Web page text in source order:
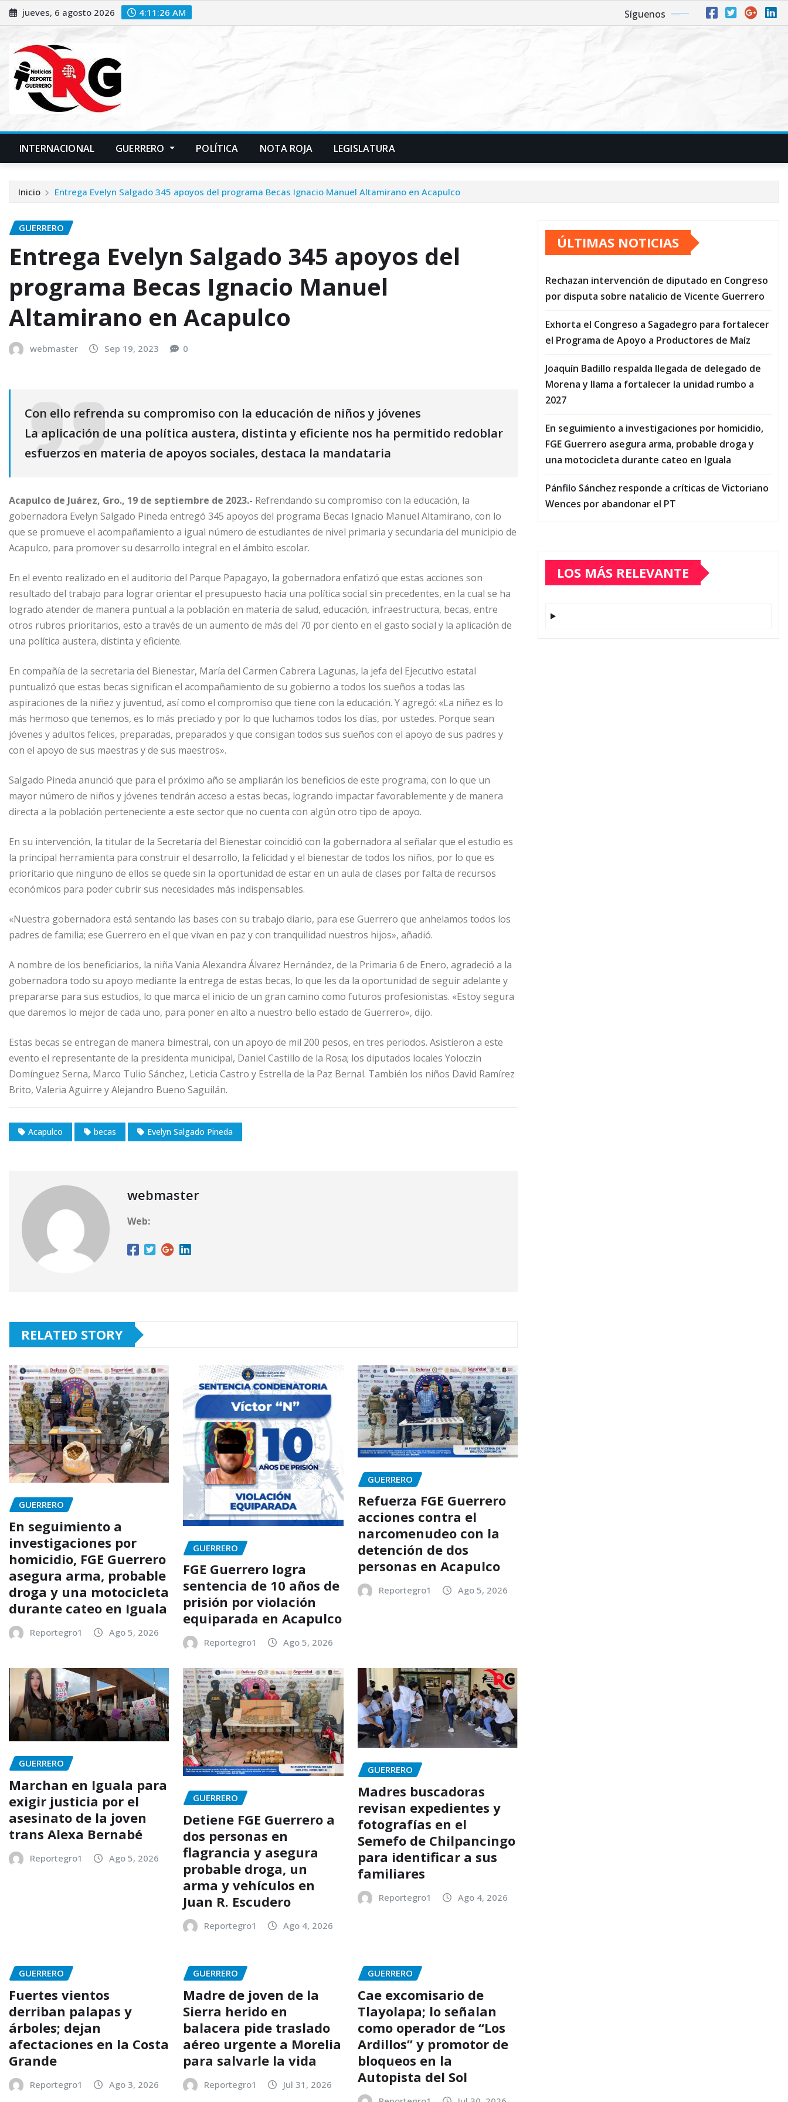
Saltar
al
jueves, 6 agosto 2026 4:11:27 AM Síguenos
INTERNACIONAL GUERRERO POLÍTICA NOTA ROJA LEGISLATURA
Inicio Entrega Evelyn Salgado 345 apoyos del programa Becas Ignacio Manuel Altamirano en Acapulco
GUERRERO
Entrega Evelyn Salgado 345 apoyos del
programa Becas Ignacio Manuel
Altamirano en Acapulco
webmaster Sep 19, 2023 0
Con ello refrenda su compromiso con la educación de niños y jóvenes
La aplicación de una política austera, distinta y eficiente nos ha permitido redoblar
esfuerzos en materia de apoyos sociales, destaca la mandataria
Acapulco de Juárez, Gro., 19 de septiembre de 2023.- Refrendando su compromiso con la educación, la
gobernadora Evelyn Salgado Pineda entregó 345 apoyos del programa Becas Ignacio Manuel Altamirano, con lo
que se promueve el acompañamiento a igual número de estudiantes de nivel primaria y secundaria del municipio de
Acapulco, para promover su desarrollo integral en el ámbito escolar.
En el evento realizado en el auditorio del Parque Papagayo, la gobernadora enfatizó que estas acciones son
resultado del trabajo para lograr orientar el presupuesto hacia una política social sin precedentes, en la cual se ha
logrado atender de manera puntual a la población en materia de salud, educación, infraestructura, becas, entre
otros rubros prioritarios, esto a través de un aumento de más del 70 por ciento en el gasto social y la aplicación de
una política austera, distinta y eficiente.
En compañía de la secretaria del Bienestar, María del Carmen Cabrera Lagunas, la jefa del Ejecutivo estatal
puntualizó que estas becas significan el acompañamiento de su gobierno a todos los sueños a todas las
aspiraciones de la niñez y juventud, así como el compromiso que tiene con la educación. Y agregó: «La niñez es lo
más hermoso que tenemos, es lo más preciado y por lo que luchamos todos los días, por ustedes. Porque sean
jóvenes y adultos felices, preparadas, preparados y que consigan todos sus sueños con el apoyo de sus padres y
con el apoyo de sus maestras y de sus maestros».
Salgado Pineda anunció que para el próximo año se ampliarán los beneficios de este programa, con lo que un
mayor número de niños y jóvenes tendrán acceso a estas becas, logrando impactar favorablemente y de manera
directa a la población perteneciente a este sector que no cuenta con algún otro tipo de apoyo.
En su intervención, la titular de la Secretaría del Bienestar coincidió con la gobernadora al señalar que el estudio es
la principal herramienta para construir el desarrollo, la felicidad y el bienestar de todos los niños, por lo que es
prioritario que ninguno de ellos se quede sin la oportunidad de estar en un aula de clases por falta de recursos
económicos para poder cubrir sus necesidades más indispensables.
«Nuestra gobernadora está sentando las bases con su trabajo diario, para ese Guerrero que anhelamos todos los
padres de familia; ese Guerrero en el que vivan en paz y con tranquilidad nuestros hijos», añadió.
A nombre de los beneficiarios, la niña Vania Alexandra Álvarez Hernández, de la Primaria 6 de Enero, agradeció a la
gobernadora todo su apoyo mediante la entrega de estas becas, lo que les da la oportunidad de seguir adelante y
prepararse para sus estudios, lo que marca el inicio de un gran camino como futuros profesionistas. «Estoy segura
que daremos lo mejor de cada uno, para poner en alto a nuestro bello estado de Guerrero», dijo.
Estas becas se entregan de manera bimestral, con un apoyo de mil 200 pesos, en tres periodos. Asistieron a este
evento el representante de la presidenta municipal, Daniel Castillo de la Rosa; los diputados locales Yoloczin
Domínguez Serna, Marco Tulio Sánchez, Leticia Castro y Estrella de la Paz Bernal. También los niños David Ramírez
Brito, Valeria Aguirre y Alejandro Bueno Saguilán.
Acapulco becas Evelyn Salgado Pineda
webmaster
Web:
RELATED STORY
GUERRERO
En seguimiento a
investigaciones por
homicidio, FGE Guerrero
asegura arma, probable
droga y una motocicleta
durante cateo en Iguala
Reportegro1 Ago 5, 2026
GUERRERO
FGE Guerrero logra
sentencia de 10 años de
prisión por violación
equiparada en Acapulco
Reportegro1 Ago 5, 2026
GUERRERO
Refuerza FGE Guerrero
acciones contra el
narcomenudeo con la
detención de dos
personas en Acapulco
Reportegro1 Ago 5, 2026
GUERRERO
Marchan en Iguala para
exigir justicia por el
asesinato de la joven
trans Alexa Bernabé
Reportegro1 Ago 5, 2026
GUERRERO
Detiene FGE Guerrero a
dos personas en
flagrancia y asegura
probable droga, un
arma y vehículos en
Juan R. Escudero
Reportegro1 Ago 4, 2026
GUERRERO
Madres buscadoras
revisan expedientes y
fotografías en el
Semefo de Chilpancingo
para identificar a sus
familiares
Reportegro1 Ago 4, 2026
GUERRERO
Fuertes vientos
derriban palapas y
árboles; dejan
afectaciones en la Costa
Grande
Reportegro1 Ago 3, 2026
GUERRERO
Madre de joven de la
Sierra herido en
balacera pide traslado
aéreo urgente a Morelia
para salvarle la vida
Reportegro1 Jul 31, 2026
GUERRERO
Cae excomisario de
Tlayolapa; lo señalan
como operador de “Los
Ardillos” y promotor de
bloqueos en la
Autopista del Sol
ÚLTIMAS NOTICIAS
Rechazan intervención de diputado en Congreso
por disputa sobre natalicio de Vicente Guerrero
Exhorta el Congreso a Sagadegro para fortalecer
el Programa de Apoyo a Productores de Maíz
Joaquín Badillo respalda llegada de delegado de
Morena y llama a fortalecer la unidad rumbo a
2027
En seguimiento a investigaciones por homicidio,
FGE Guerrero asegura arma, probable droga y
una motocicleta durante cateo en Iguala
Pánfilo Sánchez responde a críticas de Victoriano
Wences por abandonar el PT
LOS MÁS RELEVANTE